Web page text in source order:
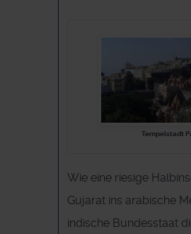
Tempelstadt
Wie eine riesige
Gujarat ins arabische
indische Bundesstaat